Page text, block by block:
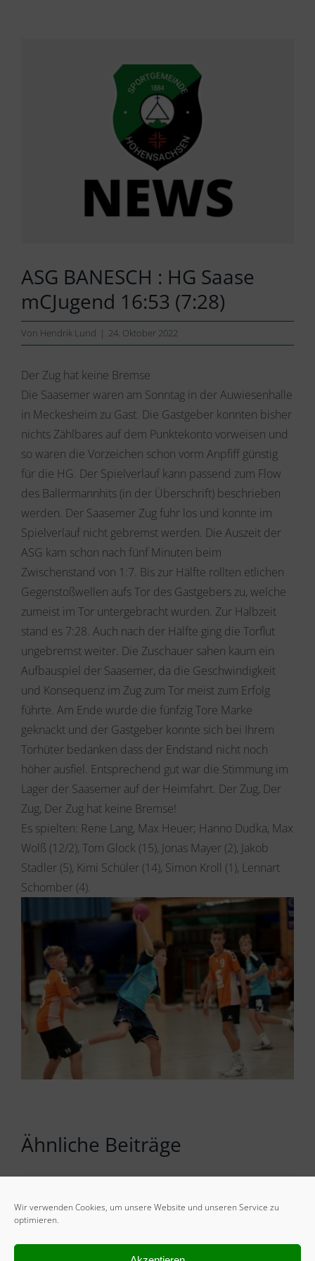
Wir verwenden Cookies, um unsere Website und unseren Service zu
optimieren.
ASG BANESCH : HG Saase
mCJugend 16:53 (7:28)
Von Hendrik Lund | 24. Oktober 2022
Der Zug hat keine Bremse
Die Saasemer waren am Sonntag in der Auwiesenhalle
in Meckesheim zu Gast. Die Gastgeber konnten bisher
nichts Zählbares auf dem Punktekonto vorweisen und
so waren die Vorzeichen schon vorm Anpfiff günstig
für die HG. Der Spielverlauf kann passend zum Flow
des Ballermannhits (in der Überschrift) beschrieben
werden. Der Saasemer Zug fuhr los und konnte im
Spielverlauf nicht gebremst werden. Die Auszeit der
ASG kam schon nach fünf Minuten beim
Zwischenstand von 1:7. Bis zur Hälfte rollten etlichen
Gegenstoßwellen aufs Tor des Gastgebers zu, welche
zumeist im Tor untergebracht wurden. Zur Halbzeit
stand es 7:28. Auch nach der Hälfte ging die Torflut
ungebremst weiter. Die Zuschauer sahen kaum ein
Aufbauspiel der Saasemer, da die Geschwindigkeit
und Konsequenz im Zug zum Tor meist zum Erfolg
führte. Am Ende wurde die fünfzig Tore Marke
geknackt und der Gastgeber konnte sich bei Ihrem
Torhüter bedanken dass der Endstand nicht noch
höher ausfiel. Entsprechend gut war die Stimmung im
Lager der Saasemer auf der Heimfahrt. Der Zug, Der
Zug, Der Zug hat keine Bremse!
Es spielten: Rene Lang, Max Heuer; Hanno Dudka, Max
Wolß (12/2), Tom Glock (15), Jonas Mayer (2), Jakob
Stadler (5), Kimi Schüler (14), Simon Kroll (1), Lennart
Schomber (4).
Ähnliche Beiträge